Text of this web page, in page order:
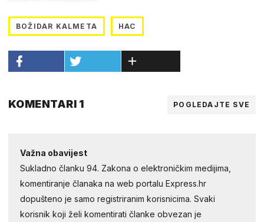
BOŽIDAR KALMETA HAC
KOMENTARI 1 POGLEDAJTE SVE
Važna obavijest
Sukladno članku 94. Zakona o elektroničkim medijima,
komentiranje članaka na web portalu Express.hr
dopušteno je samo registriranim korisnicima. Svaki
korisnik koji želi komentirati članke obvezan je